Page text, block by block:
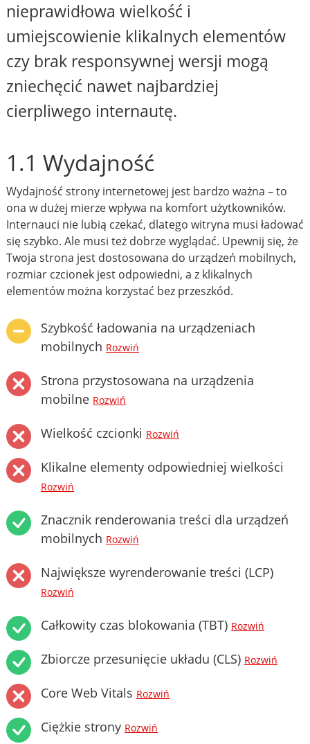
nieprawidłowa wielkość i
umiejscowienie klikalnych elementów
czy brak responsywnej wersji mogą
zniechęcić nawet najbardziej
cierpliwego internautę.
1.1 Wydajność
Wydajność strony internetowej jest bardzo ważna – to
ona w dużej mierze wpływa na komfort użytkowników.
Internauci nie lubią czekać, dlatego witryna musi ładować
się szybko. Ale musi też dobrze wyglądać. Upewnij się, że
Twoja strona jest dostosowana do urządzeń mobilnych,
rozmiar czcionek jest odpowiedni, a z klikalnych
elementów można korzystać bez przeszkód.
Szybkość ładowania na urządzeniach
mobilnych Rozwiń
Strona przystosowana na urządzenia
mobilne Rozwiń
Wielkość czcionki Rozwiń
Klikalne elementy odpowiedniej wielkości
Rozwiń
Znacznik renderowania treści dla urządzeń
mobilnych Rozwiń
Największe wyrenderowanie treści (LCP)
Rozwiń
Całkowity czas blokowania (TBT) Rozwiń
Zbiorcze przesunięcie układu (CLS) Rozwiń
Core Web Vitals Rozwiń
Ciężkie strony Rozwiń